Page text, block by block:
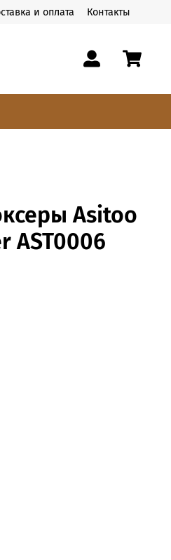
и оплата Контакты
Asitoo
AST0006